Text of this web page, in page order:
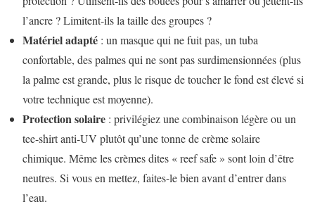
l’ancre ? Limitent-ils la taille des groupes ?
Matériel adapté : un masque qui ne fuit pas, un tuba
confortable, des palmes qui ne sont pas surdimensionnées (plus
la palme est grande, plus le risque de toucher le fond est élevé si
votre technique est moyenne).
Protection solaire : privilégiez une combinaison légère ou un
tee-shirt anti-UV plutôt qu’une tonne de crème solaire
chimique. Même les crèmes dites « reef safe » sont loin d’être
neutres. Si vous en mettez, faites-le bien avant d’entrer dans
l’eau.